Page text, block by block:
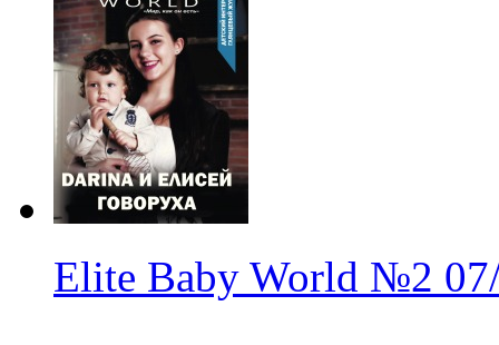
Elite Baby World №2